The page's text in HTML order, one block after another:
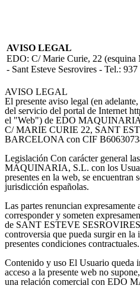
AVISO LEGAL
EDO: C/ Marie Curie, 22 (esquina
- Sant Esteve Sesrovires - Tel.: 937
AVISO LEGAL
El presente aviso legal (en
del servicio del portal de Internet
el "Web") de EDO
C/ MARIE CURIE 22, SANT
BARCELONA con CIF
Legislación Con carácter general
MAQUINARIA, S.L. con los
presentes en la web, se encuentran
jurisdicción españolas.
Las partes renuncian expresamente
corresponder y someten
de SANT ESTEVE
controversia que pueda surgir en la
presentes condiciones contractuales.
Contenido y uso El Usuario queda
acceso a la presente web no
una relación comercial con EDO